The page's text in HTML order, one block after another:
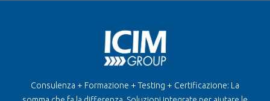
Consulenza + Formazione + Testing + Certificazione: La